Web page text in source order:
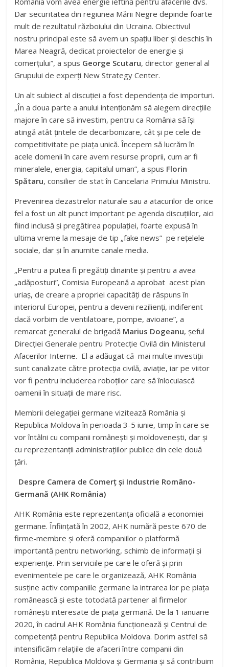
Dar securitatea din regiunea Mării Negre depinde foarte
mult de rezultatul războiului din Ucraina. Obiectivul
nostru principal este să avem un spațiu liber și deschis în
Marea Neagră, dedicat proiectelor de energie și
comerțului”, a spus George Scutaru, director general al
Grupului de experți New Strategy Center.
Un alt subiect al discuției a fost dependența de importuri.
„În a doua parte a anului intenționăm să alegem direcțiile
majore în care să investim, pentru ca România să își
atingă atât țintele de decarbonizare, cât și pe cele de
competitivitate pe piața unică. Începem să lucrăm în
acele domenii în care avem resurse proprii, cum ar fi
mineralele, energia, capitalul uman”, a spus Florin
Spătaru, consilier de stat în Cancelaria Primului Ministru.
Prevenirea dezastrelor naturale sau a atacurilor de orice
fel a fost un alt punct important pe agenda discuțiilor, aici
fiind inclusă și pregătirea populației, foarte expusă în
ultima vreme la mesaje de tip „fake news” pe rețelele
sociale, dar și în anumite canale media.
„Pentru a putea fi pregătiți dinainte și pentru a avea
„adăposturi”, Comisia Europeană a aprobat acest plan
uriaș, de creare a propriei capacități de răspuns în
interiorul Europei, pentru a deveni rezilienți, indiferent
dacă vorbim de ventilatoare, pompe, avioane”, a
remarcat generalul de brigadă Marius Dogeanu, șeful
Direcției Generale pentru Protecție Civilă din Ministerul
Afacerilor Interne. El a adăugat că mai multe investiții
sunt canalizate către protecția civilă, aviație, iar pe viitor
vor fi pentru includerea roboților care să înlocuiască
oamenii în situații de mare risc.
Membrii delegației germane vizitează România și
Republica Moldova în perioada 3-5 iunie, timp în care se
vor întâlni cu companii românești și moldovenești, dar și
cu reprezentanții administrațiilor publice din cele două
țări.
Despre Camera de Comerț și Industrie Româno-
Germană (AHK România)
AHK România este reprezentanța oficială a economiei
germane. Înființată în 2002, AHK numără peste 670 de
firme-membre și oferă companiilor o platformă
importantă pentru networking, schimb de informații și
experiențe. Prin serviciile pe care le oferă și prin
evenimentele pe care le organizează, AHK România
susține activ companiile germane la intrarea lor pe piața
românească și este totodată partener al firmelor
românești interesate de piața germană. De la 1 ianuarie
2020, în cadrul AHK România funcționează și Centrul de
competență pentru Republica Moldova. Dorim astfel să
intensificăm relațiile de afaceri între companii din
România, Republica Moldova și Germania și să contribuim